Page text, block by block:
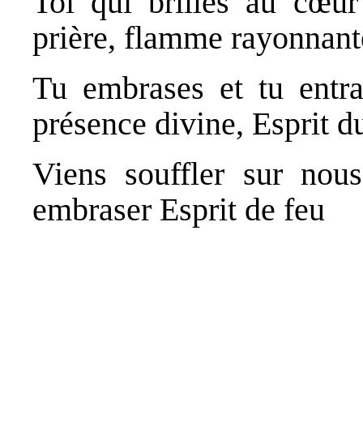
prière, flamme
Tu embrases et tu
présence divine, Esprit
Viens souffler sur
embraser Esprit de feu